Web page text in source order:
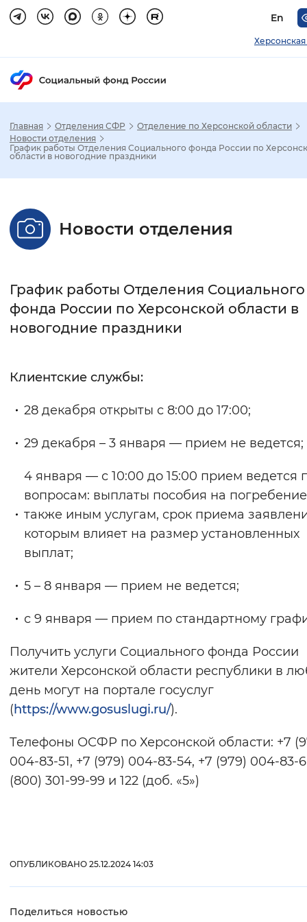
En
Стандартный Увеличенный
Без засечек С засечками
Интервал между буквами
Синий фон
Изображения
Включены Выключены
Главная Отделения СФР
Отделение по Херсонской области
Новости отделения
График работы Отделения Социального фонда России по
области в новогодние праздники
Новости отделения
График работы Отделения Социального
фонда России по Херсонской области в
новогодние праздники
Клиентские службы:
28 декабря открыты с 8:00 до 17:00;
29 декабря – 3 января — прием не ведется;
4 января — с 10:00 до 15:00 прием ведется
вопросам: выплаты пособия на
также иным услугам, срок приема
которым влияет на размер установленных
выплат;
5 – 8 января — прием не ведется;
с 9 января — прием по стандартному
Получить услуги Социального фонда России
жители Херсонской области республики в
день могут на портале госуслуг
(https://www.gosuslugi.ru/).
Телефоны ОСФР по Херсонской области: +7
004-83-51, +7 (979) 004-83-54, +7 (979) 004-83-
(800) 301-99-99 и 122 (доб. «5»)
ОПУБЛИКОВАНО 25.12.2024 14:03
Поделиться новостью